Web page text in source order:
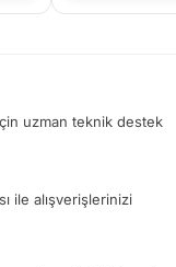
uzman teknik destek
ile alışverişlerinizi